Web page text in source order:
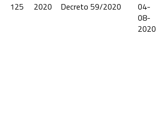
125
2020 Decreto 59/2020
04-
08-
2020